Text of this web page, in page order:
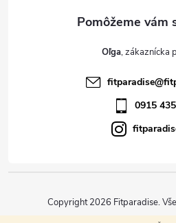
Oľga
fitparadise@
0915
Copyright 2026 Fitparadise.